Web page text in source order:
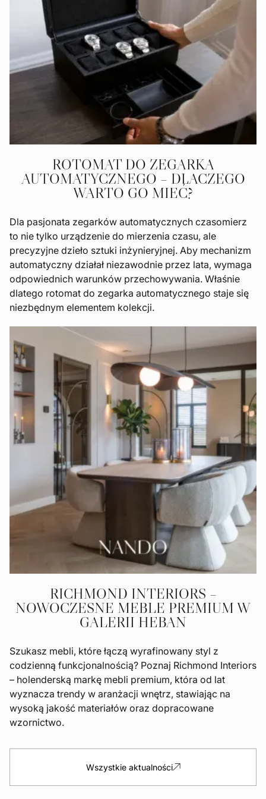
ROTOMAT DO ZEGARKA
AUTOMATYCZNEGO – DLACZEGO
WARTO GO MIEĆ?
Dla pasjonata zegarków automatycznych czasomierz
to nie tylko urządzenie do mierzenia czasu, ale
precyzyjne dzieło sztuki inżynieryjnej. Aby mechanizm
automatyczny działał niezawodnie przez lata, wymaga
odpowiednich warunków przechowywania. Właśnie
dlatego rotomat do zegarka automatycznego staje się
niezbędnym elementem kolekcji.
RICHMOND INTERIORS –
NOWOCZESNE MEBLE PREMIUM W
GALERII HEBAN
Szukasz mebli, które łączą wyrafinowany styl z
codzienną funkcjonalnością? Poznaj Richmond Interiors
– holenderską markę mebli premium, która od lat
wyznacza trendy w aranżacji wnętrz, stawiając na
wysoką jakość materiałów oraz dopracowane
wzornictwo.
Wszystkie aktualności